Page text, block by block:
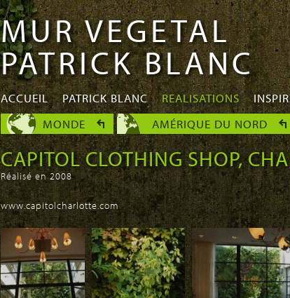
Aller au
contenu
principal
Skip to
navigation
MUR VEGETAL
PATRICK BLANC
ACCUEIL PATRICK BLANC REALISATIONS
MONDE
AMÉRIQUE DU NORD
CAPITOL CLOTHING SHOP,
Réalisé en 2008
www.capitolcharlotte.com